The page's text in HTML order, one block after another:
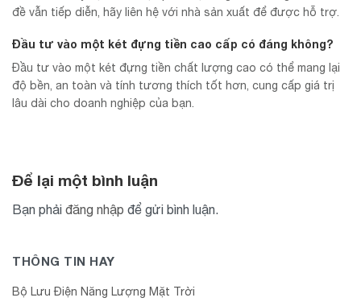
đề vẫn tiếp diễn, hãy liên hệ với nhà sản xuất để được hỗ trợ.
Đầu tư vào một két đựng tiền cao cấp có đáng không?
Đầu tư vào một két đựng tiền chất lượng cao có thể mang lại
độ bền, an toàn và tính tương thích tốt hơn, cung cấp giá trị
lâu dài cho doanh nghiệp của bạn.
Để lại một bình luận
Bạn phải đăng nhập để gửi bình luận.
THÔNG TIN HAY
Bộ Lưu Điện Năng Lượng Mặt Trời